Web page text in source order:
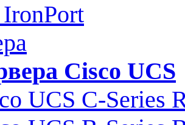
Cisco UCS
UCS C-Series